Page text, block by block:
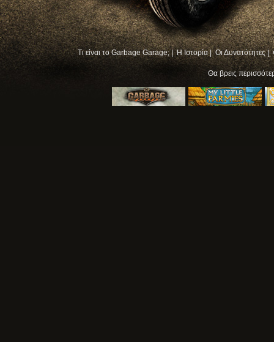
Τι είναι το Garbage Garage; | Η Ιστορία | Οι Δυνατότητες |
Θα βρεις